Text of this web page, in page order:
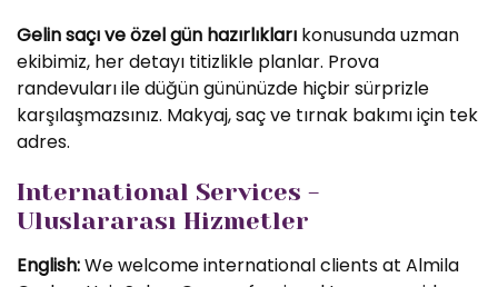
Gelin saçı ve özel gün hazırlıkları konusunda uzman
ekibimiz, her detayı titizlikle planlar. Prova
randevuları ile düğün gününüzde hiçbir sürprizle
karşılaşmazsınız. Makyaj, saç ve tırnak bakımı için tek
adres.
International Services -
Uluslararası Hizmetler
English:We welcome international clients at Almila